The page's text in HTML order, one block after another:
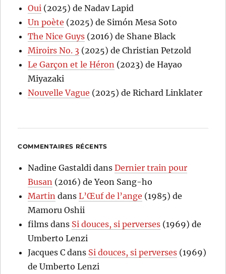
Oui (2025) de Nadav Lapid
Un poète (2025) de Simón Mesa Soto
The Nice Guys (2016) de Shane Black
Miroirs No. 3 (2025) de Christian Petzold
Le Garçon et le Héron (2023) de Hayao
Miyazaki
Nouvelle Vague (2025) de Richard Linklater
COMMENTAIRES RÉCENTS
Nadine Gastaldi dansDernier train pour
Busan (2016) de Yeon Sang-ho
Martin dansL’Œuf de l’ange (1985) de
Mamoru Oshii
films dans Si douces, si perverses (1969) de
Umberto Lenzi
Jacques C dans Si douces, si perverses (1969)
de Umberto Lenzi